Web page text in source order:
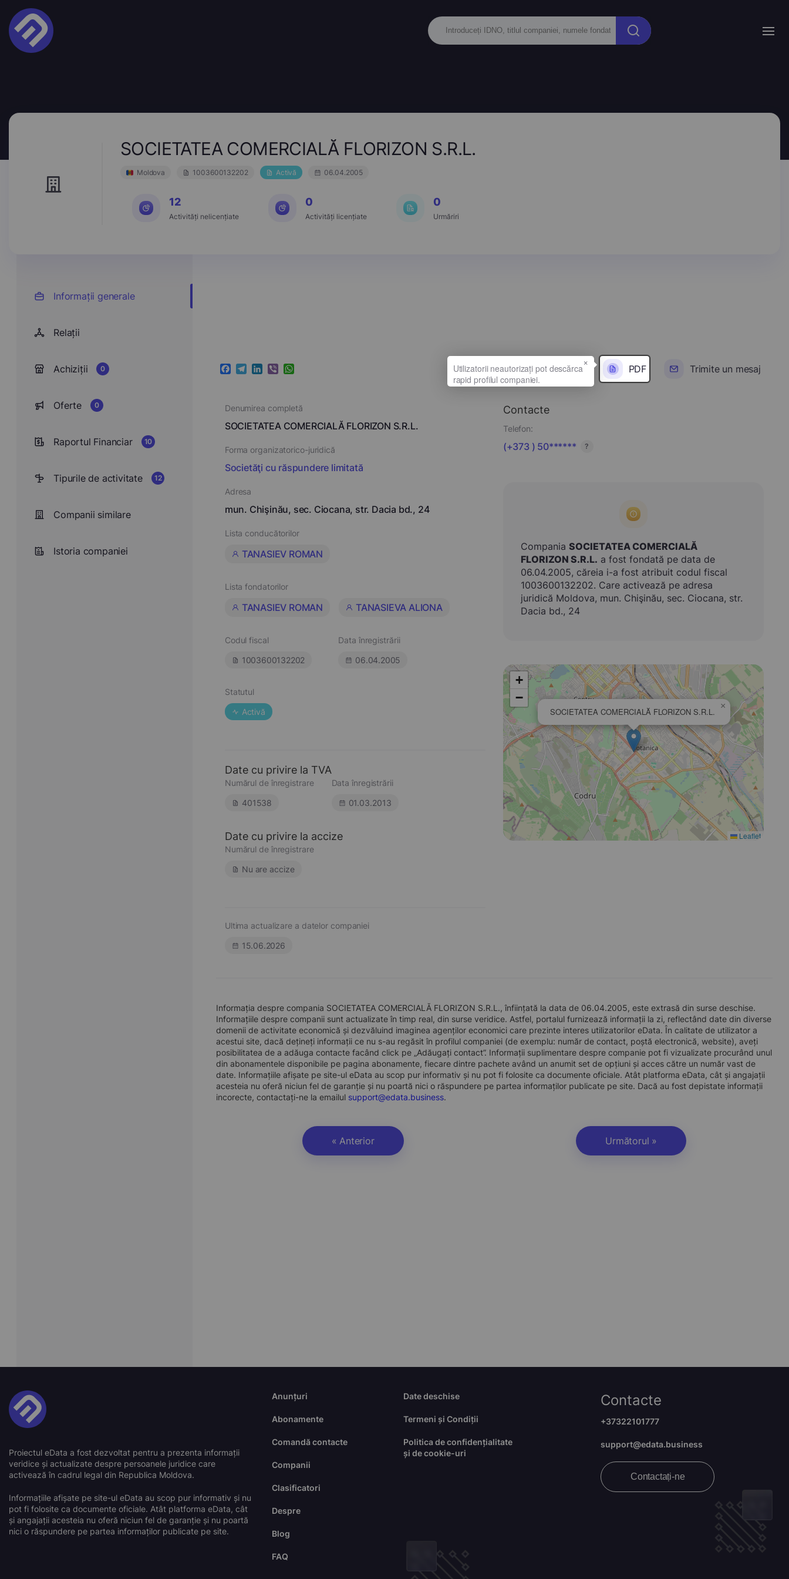
SOCIETATEA COMERCIALĂ FLORIZON S.R.L.
Moldova 1003600132202 Activă 06.04.2005
12
Activități nelicențiate
0
Activități licențiate
0
Urmăriri
Informații generale
Relații
Achiziții 0
Oferte 0
Raportul Financiar 10
Tipurile de activitate 12
Companii similare
Istoria companiei
Facebook
Telegram
LinkedIn
ViberWhatsApp PDF Trimite un mesaj
Denumirea completă
SOCIETATEA COMERCIALĂ FLORIZON S.R.L.
Forma organizatorico-juridică
Societăţi cu răspundere limitată
Adresa
mun. Chişinău, sec. Ciocana, str. Dacia bd., 24
Lista conducătorilor
TANASIEV ROMAN
Lista fondatorilor
TANASIEV ROMAN TANASIEVA ALIONA
Codul fiscal
1003600132202
Data înregistrării
06.04.2005
Statutul
Activă
Date cu privire la TVA
Numărul de înregistrare
401538
Data înregistrării
01.03.2013
Date cu privire la accize
Numărul de înregistrare
Nu are accize
Ultima actualizare a datelor companiei
15.06.2026
Contacte
Telefon:
(+373 ) 50****** ?
Compania SOCIETATEA COMERCIALĂ
FLORIZON S.R.L. a fost fondată pe data de
06.04.2005, căreia i-a fost atribuit codul fiscal
1003600132202. Care activează pe adresa
juridică Moldova, mun. Chişinău, sec. Ciocana, str.
Dacia bd., 24
SOCIETATEA COMERCIALĂ FLORIZON S.R.L.
×
+
−
Leaflet
Informația despre compania SOCIETATEA COMERCIALĂ FLORIZON S.R.L., înființată la data de 06.04.2005, este extrasă din surse deschise.
Informațiile despre companii sunt actualizate în timp real, din surse veridice. Astfel, portalul furnizează informații la zi, reflectând date din diverse
domenii de activitate economică și dezvăluind imaginea agenților economici care prezinte interes utilizatorilor eData. În calitate de utilizator a
acestui site, dacă dețineți informații ce nu s-au regăsit în profilul companiei (de exemplu: număr de contact, poștă electronică, website), aveți
posibilitatea de a adăuga contacte facând click pe „Adăugați contact”. Informații suplimentare despre companie pot fi vizualizate procurând unul
din abonamentele disponibile pe pagina abonamente, fiecare dintre pachete având un anumit set de opțiuni și acces către un număr vast de
date. Informațiile afișate pe site-ul eData au scop pur informativ și nu pot fi folosite ca documente oficiale. Atât platforma eData, cât și angajații
acesteia nu oferă niciun fel de garanție și nu poartă nici o răspundere pe partea informaților publicate pe site. Dacă au fost depistate informații
incorecte, contactați-ne la emailul support@edata.business.
« Anterior Următorul »
Proiectul eData a fost dezvoltat pentru a prezenta informații
veridice și actualizate despre persoanele juridice care
activează în cadrul legal din Republica Moldova.
Informațiile afișate pe site-ul eData au scop pur informativ și nu
pot fi folosite ca documente oficiale. Atât platforma eData, cât
și angajații acesteia nu oferă niciun fel de garanție și nu poartă
nici o răspundere pe partea informaților publicate pe site.
Anunțuri
Abonamente
Comandă contacte
Companii
Clasificatori
Despre
Blog
FAQ
Date deschise
Termeni și Condiții
Politica de confidențialitate
și de cookie-uri
Contacte
+37322101777
support@edata.business
Contactați-ne
×